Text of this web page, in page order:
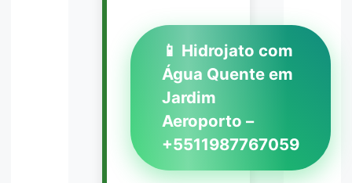
📱 Hidrojato com
Água Quente em
Jardim
Aeroporto –
+5511987767059